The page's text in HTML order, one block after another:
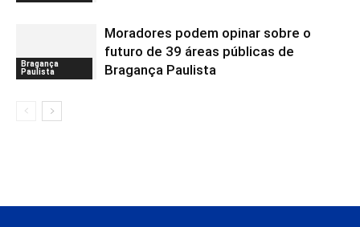
Bragança
Paulista
Moradores podem opinar sobre o
futuro de 39 áreas públicas de
Bragança Paulista